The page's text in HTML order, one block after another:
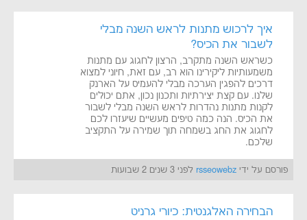
איך לרכוש מתנות לראש השנה מבלי
לשבור את הכיס?
כשראש השנה מתקרב, הרצון לחגוג עם מתנות
משמעותיות ליקירינו הוא רב, עם זאת, חיוני למצוא
דרכים להפגין הערכה מבלי להעמיס על הארנק
שלנו. עם קצת יצירתיות ותכנון נכון, אתם יכולים
לקנות מתנות נהדרות לראש השנה מבלי לשבור
את הכיס. הנה כמה טיפים מעשיים שיעזרו לכם
לחגוג את החג בשמחה תוך שמירה על התקציב
שלכם.
פורסם על ידי rsseowebz לפני 3 שנים 2 שבועות
הבחירה האלגנטית: כיורי גרניט